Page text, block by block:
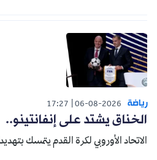
رياضة 06-08-2026
17:27
الخناق يشتد على إنفانتينو..
الاتحاد الأوروبي لكرة القدم يتمسك